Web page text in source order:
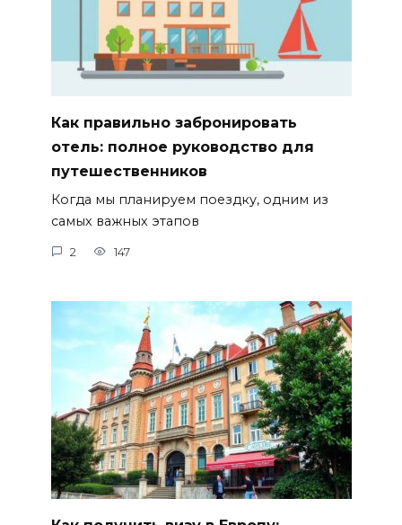
Как правильно забронировать
отель: полное руководство для
путешественников
Когда мы планируем поездку, одним из
самых важных этапов
2 147